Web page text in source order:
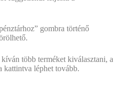
gombra történő
több terméket kiválasztani, a
kattintva léphet tovább.